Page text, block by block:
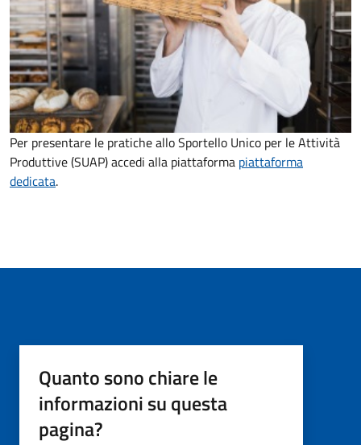
Per presentare le pratiche allo Sportello Unico per le Attività
Produttive (SUAP) accedi alla piattaforma piattaforma
dedicata.
Quanto sono chiare le
informazioni su questa
pagina?